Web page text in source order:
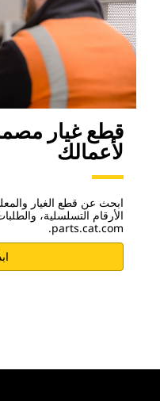
قطع غيار
لأعمالك
ابحث عن قطع الغيار
الأرقام التسلسلية،
parts.cat.com.